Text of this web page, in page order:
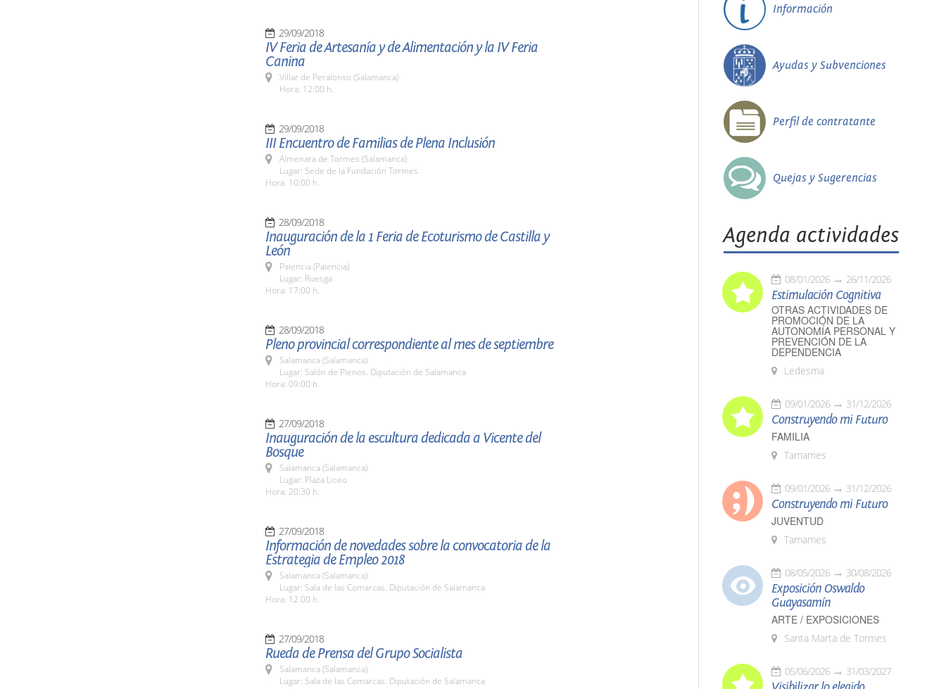
29/09/2018
IV Feria de Artesanía y de Alimentación y la IV Feria
Canina
Villar de Peralonso (Salamanca)
Hora: 12:00 h.
29/09/2018
III Encuentro de Familias de Plena Inclusión
Almenara de Tormes (Salamanca)
Lugar: Sede de la Fundación Tormes
Hora: 10:00 h.
28/09/2018
Inauguración de la 1 Feria de Ecoturismo de Castilla y
León
Palencia (Palencia)
Lugar: Ruesga
Hora: 17:00 h.
28/09/2018
Pleno provincial correspondiente al mes de septiembre
Salamanca (Salamanca)
Lugar: Salón de Plenos. Diputación de Salamanca
Hora: 09:00 h.
27/09/2018
Inauguración de la escultura dedicada a Vicente del
Bosque
Salamanca (Salamanca)
Lugar: Plaza Liceo
Hora: 20:30 h.
27/09/2018
Información de novedades sobre la convocatoria de la
Estrategia de Empleo 2018
Salamanca (Salamanca)
Lugar: Sala de las Comarcas. Diputación de Salamanca
Hora: 12.00 h.
27/09/2018
Rueda de Prensa del Grupo Socialista
Salamanca (Salamanca)
Lugar: Sala de las Comarcas. Diputación de Salamanca
Información
Ayudas y Subvenciones
Perfil de contratante
Quejas y Sugerencias
Agenda actividades
08/01/2026 26/11/2026
Estimulación Cognitiva
OTRAS ACTIVIDADES DE
PROMOCIÓN DE LA
AUTONOMÍA PERSONAL Y
PREVENCIÓN DE LA
DEPENDENCIA
Ledesma
09/01/2026 31/12/2026
Construyendo mi Futuro
FAMILIA
Tamames
09/01/2026 31/12/2026
Construyendo mi Futuro
JUVENTUD
Tamames
08/05/2026 30/08/2026
Exposición Oswaldo
Guayasamín
ARTE / EXPOSICIONES
Santa Marta de Tormes
05/06/2026 31/03/2027